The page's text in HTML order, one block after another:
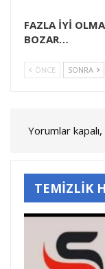
FAZLA İYİ
BOZAR…
ÖNCE SONRA
Yorumlar kapalı,
TEMİZLİK